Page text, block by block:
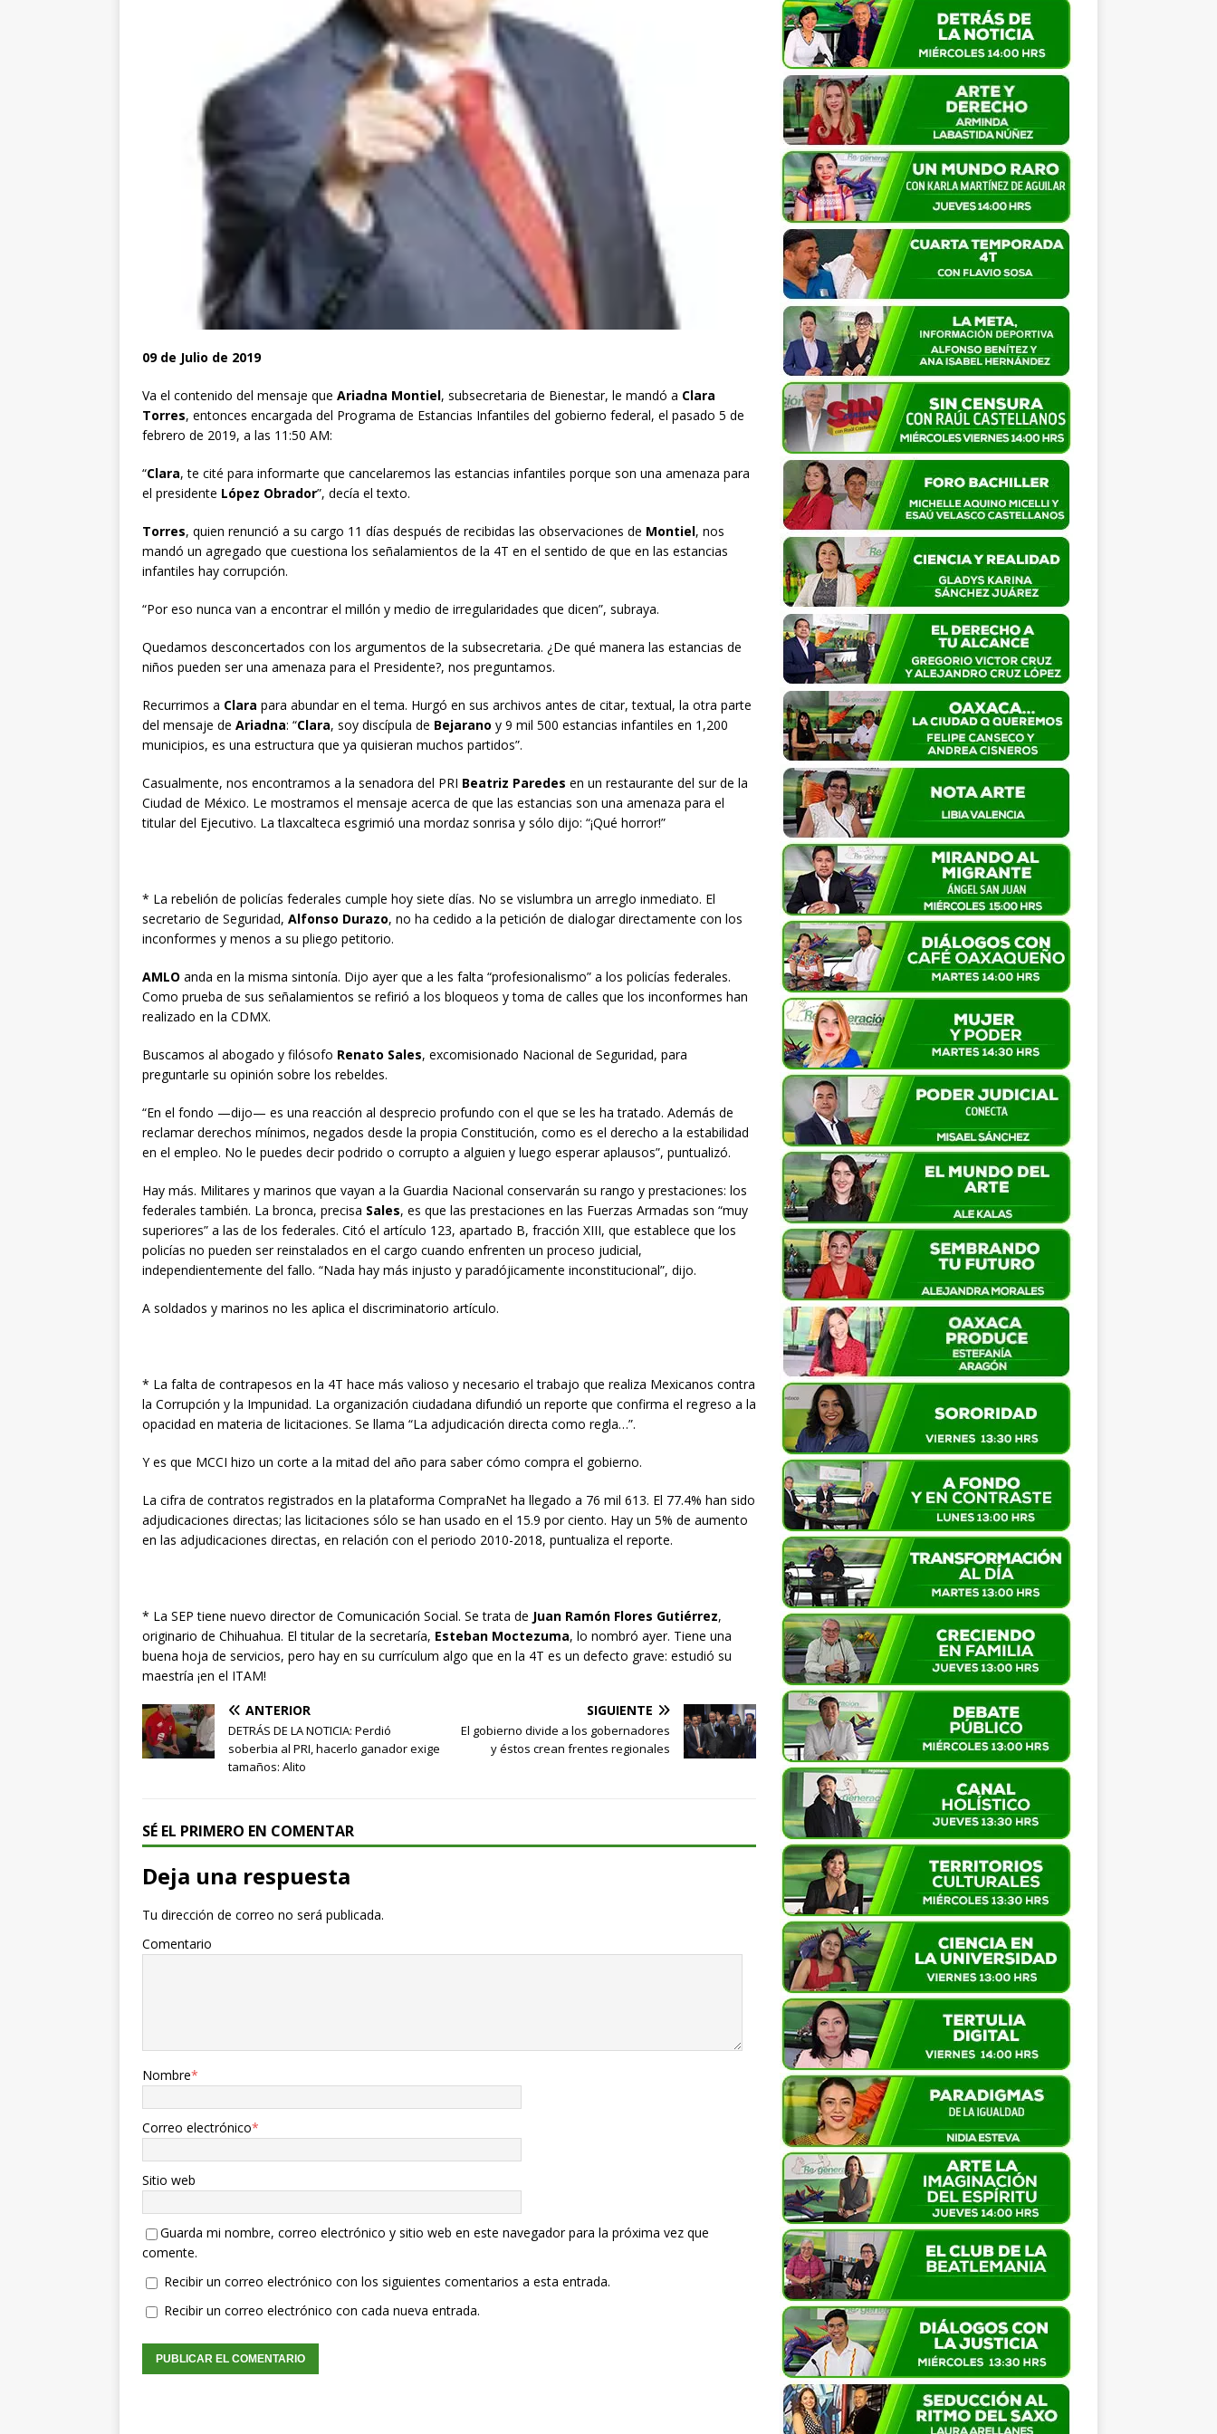
09 de Julio de 2019
Va el contenido del mensaje que Ariadna Montiel, subsecretaria de Bienestar, le mandó a Clara
Torres, entonces encargada del Programa de Estancias Infantiles del gobierno federal, el pasado 5 de
febrero de 2019, a las 11:50 AM:
“Clara, te cité para informarte que cancelaremos las estancias infantiles porque son una amenaza para
el presidente López Obrador”, decía el texto.
Torres, quien renunció a su cargo 11 días después de recibidas las observaciones de Montiel, nos
mandó un agregado que cuestiona los señalamientos de la 4T en el sentido de que en las estancias
infantiles hay corrupción.
“Por eso nunca van a encontrar el millón y medio de irregularidades que dicen”, subraya.
Quedamos desconcertados con los argumentos de la subsecretaria. ¿De qué manera las estancias de
niños pueden ser una amenaza para el Presidente?, nos preguntamos.
Recurrimos a Clara para abundar en el tema. Hurgó en sus archivos antes de citar, textual, la otra parte
del mensaje de Ariadna: “Clara, soy discípula de Bejarano y 9 mil 500 estancias infantiles en 1,200
municipios, es una estructura que ya quisieran muchos partidos”.
Casualmente, nos encontramos a la senadora del PRI Beatriz Paredes en un restaurante del sur de la
Ciudad de México. Le mostramos el mensaje acerca de que las estancias son una amenaza para el
titular del Ejecutivo. La tlaxcalteca esgrimió una mordaz sonrisa y sólo dijo: “¡Qué horror!”
* La rebelión de policías federales cumple hoy siete días. No se vislumbra un arreglo inmediato. El
secretario de Seguridad, Alfonso Durazo, no ha cedido a la petición de dialogar directamente con los
inconformes y menos a su pliego petitorio.
AMLO anda en la misma sintonía. Dijo ayer que a les falta “profesionalismo” a los policías federales.
Como prueba de sus señalamientos se refirió a los bloqueos y toma de calles que los inconformes han
realizado en la CDMX.
Buscamos al abogado y filósofo Renato Sales, excomisionado Nacional de Seguridad, para
preguntarle su opinión sobre los rebeldes.
“En el fondo —dijo— es una reacción al desprecio profundo con el que se les ha tratado. Además de
reclamar derechos mínimos, negados desde la propia Constitución, como es el derecho a la estabilidad
en el empleo. No le puedes decir podrido o corrupto a alguien y luego esperar aplausos”, puntualizó.
Hay más. Militares y marinos que vayan a la Guardia Nacional conservarán su rango y prestaciones: los
federales también. La bronca, precisa Sales, es que las prestaciones en las Fuerzas Armadas son “muy
superiores” a las de los federales. Citó el artículo 123, apartado B, fracción XIII, que establece que los
policías no pueden ser reinstalados en el cargo cuando enfrenten un proceso judicial,
independientemente del fallo. “Nada hay más injusto y paradójicamente inconstitucional”, dijo.
A soldados y marinos no les aplica el discriminatorio artículo.
* La falta de contrapesos en la 4T hace más valioso y necesario el trabajo que realiza Mexicanos contra
la Corrupción y la Impunidad. La organización ciudadana difundió un reporte que confirma el regreso a la
opacidad en materia de licitaciones. Se llama “La adjudicación directa como regla…”.
Y es que MCCI hizo un corte a la mitad del año para saber cómo compra el gobierno.
La cifra de contratos registrados en la plataforma CompraNet ha llegado a 76 mil 613. El 77.4% han sido
adjudicaciones directas; las licitaciones sólo se han usado en el 15.9 por ciento. Hay un 5% de aumento
en las adjudicaciones directas, en relación con el periodo 2010-2018, puntualiza el reporte.
* La SEP tiene nuevo director de Comunicación Social. Se trata de Juan Ramón Flores Gutiérrez,
originario de Chihuahua. El titular de la secretaría, Esteban Moctezuma, lo nombró ayer. Tiene una
buena hoja de servicios, pero hay en su currículum algo que en la 4T es un defecto grave: estudió su
maestría ¡en el ITAM!
ANTERIOR
DETRÁS DE LA NOTICIA: Perdió
soberbia al PRI, hacerlo ganador exige
tamaños: Alito
SIGUIENTE
El gobierno divide a los gobernadores
y éstos crean frentes regionales
SÉ EL PRIMERO EN COMENTAR
Deja una respuesta
Tu dirección de correo no será publicada.
Comentario
Nombre*
Correo electrónico*
Sitio web
Guarda mi nombre, correo electrónico y sitio web en este navegador para la próxima vez que
comente.
Recibir un correo electrónico con los siguientes comentarios a esta entrada.
Recibir un correo electrónico con cada nueva entrada.